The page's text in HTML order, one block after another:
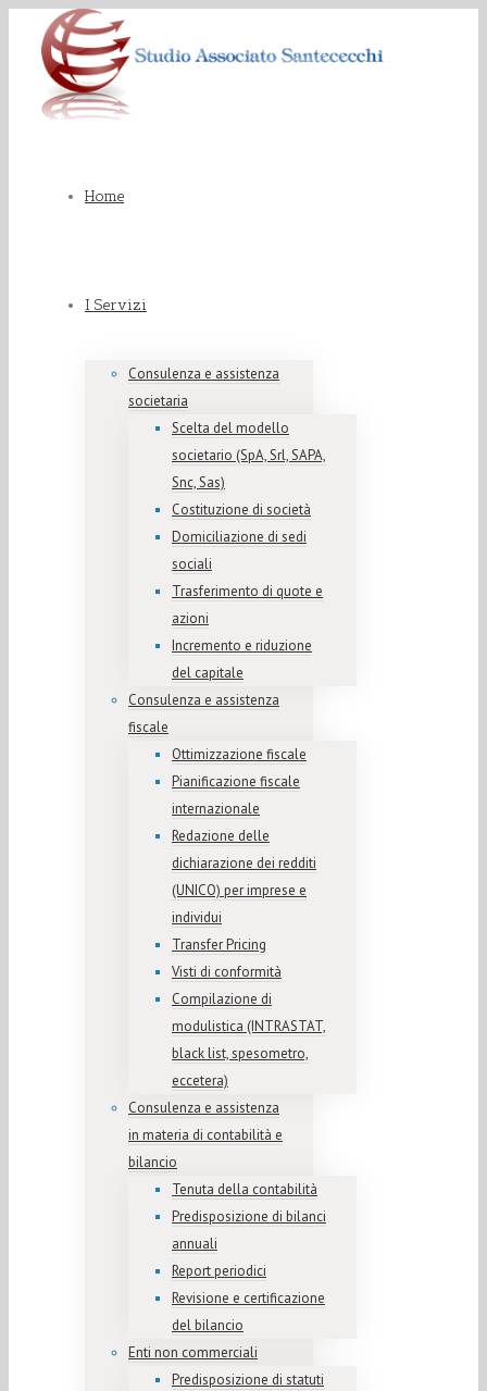
Home
I Servizi
Consulenza e assistenza
societaria
Scelta del modello
societario (SpA, Srl, SAPA,
Snc, Sas)
Costituzione di società
Domiciliazione di sedi
sociali
Trasferimento di quote e
azioni
Incremento e riduzione
del capitale
Consulenza e assistenza
fiscale
Ottimizzazione fiscale
Pianificazione fiscale
internazionale
Redazione delle
dichiarazione dei redditi
(UNICO) per imprese e
individui
Transfer Pricing
Visti di conformità
Compilazione di
modulistica (INTRASTAT,
black list, spesometro,
eccetera)
Consulenza e assistenza
in materia di contabilità e
bilancio
Tenuta della contabilità
Predisposizione di bilanci
annuali
Report periodici
Revisione e certificazione
del bilancio
Enti non commerciali
Predisposizione di statuti